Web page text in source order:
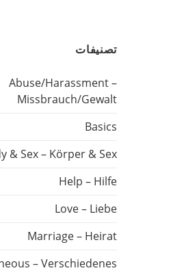
تصنيفات
Abuse/Harassment –
Missbrauch/Gewalt
Basics
& Sex – Körper & Sex
Help – Hilfe
Love – Liebe
Marriage – Heirat
– Verschiedenes